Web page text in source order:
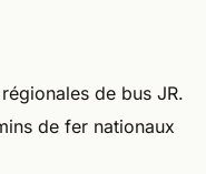
de bus JR.
de fer nationaux